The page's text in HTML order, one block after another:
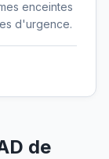
enceintes
d'urgence.
de